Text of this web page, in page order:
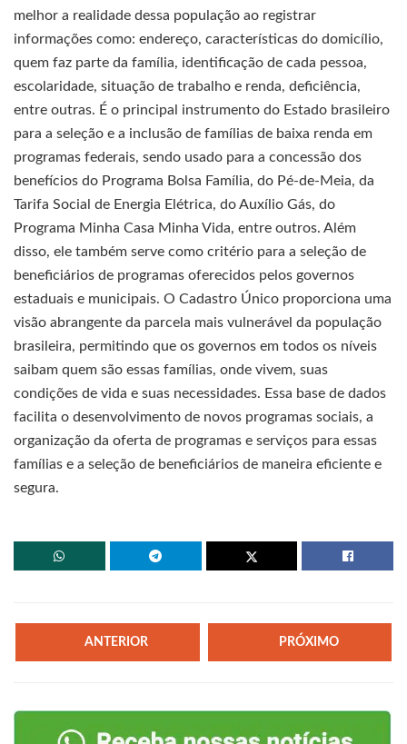
melhor a realidade dessa população ao registrar
informações como: endereço, características do domicílio,
quem faz parte da família, identificação de cada pessoa,
escolaridade, situação de trabalho e renda, deficiência,
entre outras. É o principal instrumento do Estado brasileiro
para a seleção e a inclusão de famílias de baixa renda em
programas federais, sendo usado para a concessão dos
benefícios do Programa Bolsa Família, do Pé-de-Meia, da
Tarifa Social de Energia Elétrica, do Auxílio Gás, do
Programa Minha Casa Minha Vida, entre outros. Além
disso, ele também serve como critério para a seleção de
beneficiários de programas oferecidos pelos governos
estaduais e municipais. O Cadastro Único proporciona uma
visão abrangente da parcela mais vulnerável da população
brasileira, permitindo que os governos em todos os níveis
saibam quem são essas famílias, onde vivem, suas
condições de vida e suas necessidades. Essa base de dados
facilita o desenvolvimento de novos programas sociais, a
organização da oferta de programas e serviços para essas
famílias e a seleção de beneficiários de maneira eficiente e
segura.
ANTERIOR PRÓXIMO